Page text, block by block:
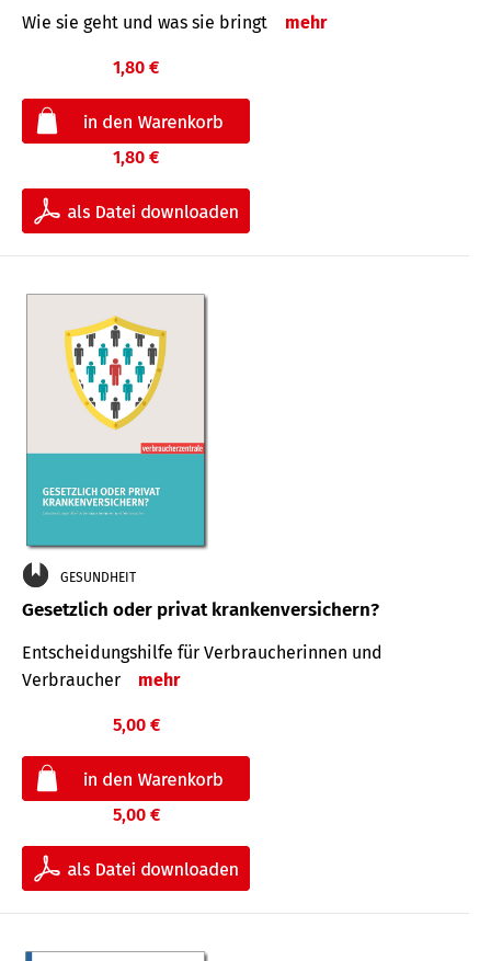
Wie sie geht und was sie bringt mehr
1,80 €
1,80 €
GESUNDHEIT
Gesetzlich oder privat krankenversichern?
Entscheidungshilfe für Verbraucherinnen und
Verbraucher
mehr
5,00 €
5,00 €